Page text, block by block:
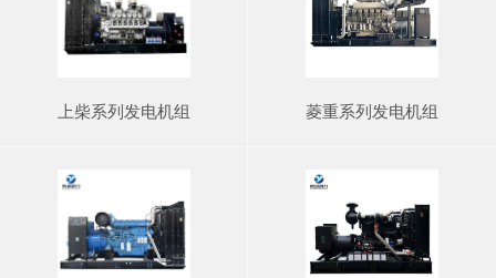
上柴系列发电机组 菱重系列发电机组